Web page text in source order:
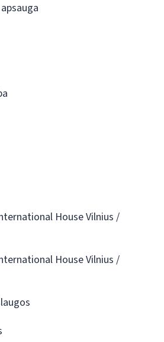
House Vilnius /
House Vilnius /